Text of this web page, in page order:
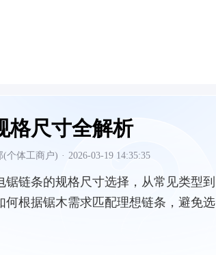
格尺寸全解析
(个体工商户) · 2026-03-19 14:35:35
锯链条的规格尺寸选择，从常见类型到
何根据锯木需求匹配理想链条，避免选